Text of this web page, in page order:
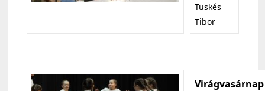
Tüskés
Tibor
Virágvasárnap